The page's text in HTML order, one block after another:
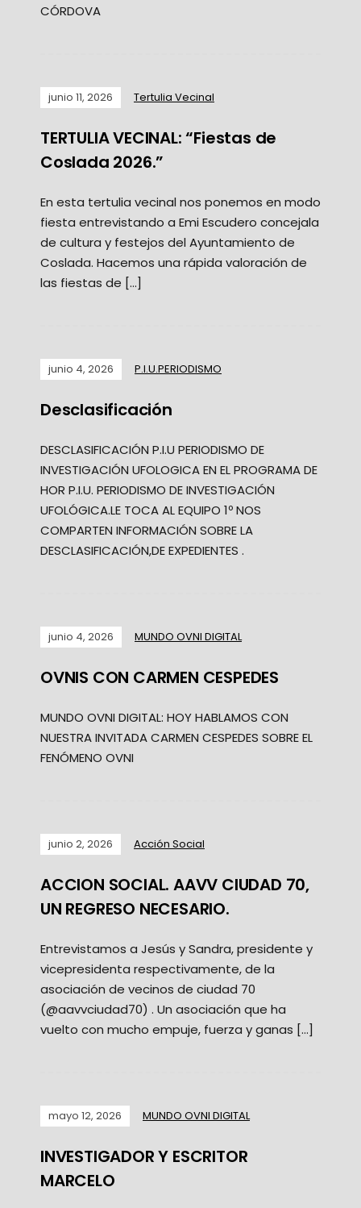
CÓRDOVA
junio 11, 2026 Tertulia Vecinal
TERTULIA VECINAL: “Fiestas de
Coslada 2026.”
En esta tertulia vecinal nos ponemos en modo
fiesta entrevistando a Emi Escudero concejala
de cultura y festejos del Ayuntamiento de
Coslada. Hacemos una rápida valoración de
las fiestas de […]
junio 4, 2026 P.I.U.PERIODISMO
Desclasificación
DESCLASIFICACIÓN P.I.U PERIODISMO DE
INVESTIGACIÓN UFOLOGICA EN EL PROGRAMA DE
HOR P.I.U. PERIODISMO DE INVESTIGACIÓN
UFOLÓGICA.LE TOCA AL EQUIPO 1º NOS
COMPARTEN INFORMACIÓN SOBRE LA
DESCLASIFICACIÓN,DE EXPEDIENTES .
junio 4, 2026 MUNDO OVNI DIGITAL
OVNIS CON CARMEN CESPEDES
MUNDO OVNI DIGITAL: HOY HABLAMOS CON
NUESTRA INVITADA CARMEN CESPEDES SOBRE EL
FENÓMENO OVNI
junio 2, 2026 Acción Social
ACCION SOCIAL. AAVV CIUDAD 70,
UN REGRESO NECESARIO.
Entrevistamos a Jesús y Sandra, presidente y
vicepresidenta respectivamente, de la
asociación de vecinos de ciudad 70
(@aavvciudad70) . Un asociación que ha
vuelto con mucho empuje, fuerza y ganas […]
mayo 12, 2026 MUNDO OVNI DIGITAL
INVESTIGADOR Y ESCRITOR
MARCELO